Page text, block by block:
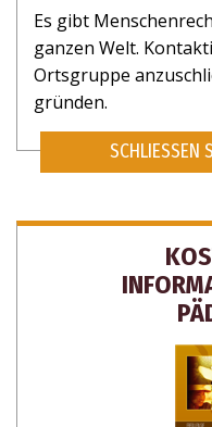
Es gibt
ganzen Welt.
Ortsgruppe
gründen.
SCHLIESSEN